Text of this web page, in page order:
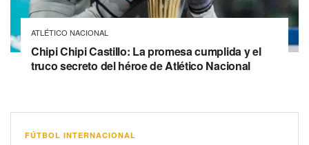
ATLÉTICO NACIONAL
Chipi Chipi Castillo: La promesa cumplida y el
truco secreto del héroe de Atlético Nacional
FÚTBOL INTERNACIONAL